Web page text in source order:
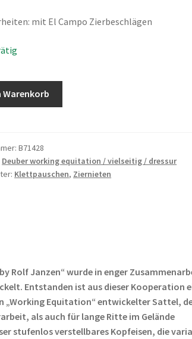
mit El Campo Zierbeschlägen
Warenkorb
B71428
Deuber working equitation / vielseitig / dressur
Klettpauschen, Ziernieten
Rolf Janzen“ wurde in enger
Entstanden ist aus dieser Kooperation
„Working Equitation“ entwickelter Sattel,
als auch für lange Ritte im Gelände
stufenlos verstellbares Kopfeisen, die